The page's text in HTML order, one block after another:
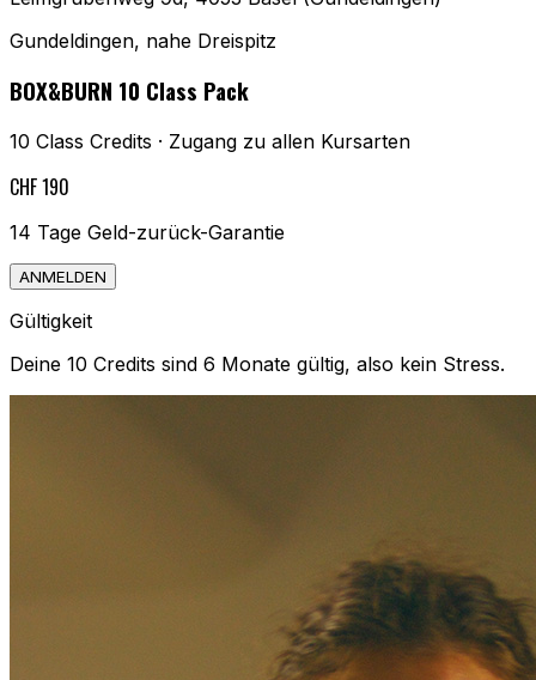
Gundeldingen, nahe Dreispitz
BOX&BURN 10 Class Pack
10 Class Credits · Zugang zu allen Kursarten
CHF 190
14 Tage Geld-zurück-Garantie
ANMELDEN
Gültigkeit
Deine 10 Credits sind 6 Monate gültig, also kein Stress.